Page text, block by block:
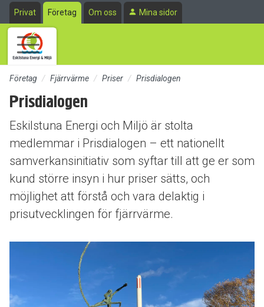
Till sidans huvudinnehåll
Privat Företag Om oss Mina sidor
Företag Fjärrvärme Priser Prisdialogen
Prisdialogen
Eskilstuna Energi och Miljö är stolta
medlemmar i Prisdialogen – ett nationellt
samverkansinitiativ som syftar till att ge er som
kund större insyn i hur priser sätts, och
möjlighet att förstå och vara delaktig i
prisutvecklingen för fjärrvärme.